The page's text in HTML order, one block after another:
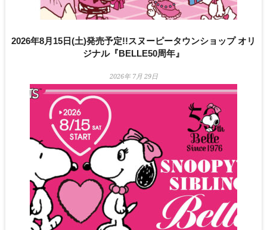
2026年8月15日(土)発売予定!!スヌーピータウンショップ オリ
ジナル『BELLE50周年』
2026年 7月 29日